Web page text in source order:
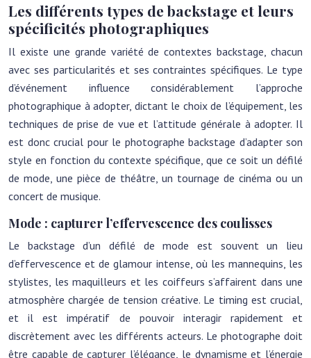
Les différents types de backstage et leurs
spécificités photographiques
Il existe une grande variété de contextes backstage, chacun
avec ses particularités et ses contraintes spécifiques. Le type
d’événement influence considérablement l’approche
photographique à adopter, dictant le choix de l’équipement, les
techniques de prise de vue et l’attitude générale à adopter. Il
est donc crucial pour le photographe backstage d’adapter son
style en fonction du contexte spécifique, que ce soit un défilé
de mode, une pièce de théâtre, un tournage de cinéma ou un
concert de musique.
Mode : capturer l’effervescence des coulisses
Le backstage d’un défilé de mode est souvent un lieu
d’effervescence et de glamour intense, où les mannequins, les
stylistes, les maquilleurs et les coiffeurs s’affairent dans une
atmosphère chargée de tension créative. Le timing est crucial,
et il est impératif de pouvoir interagir rapidement et
discrètement avec les différents acteurs. Le photographe doit
être capable de capturer l’élégance, le dynamisme et l’énergie